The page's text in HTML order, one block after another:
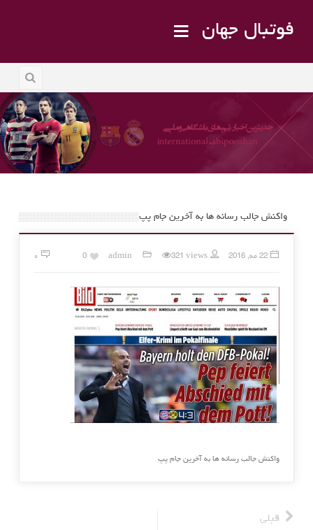
فوتبال جهان
واکنش جالب رسانه ها به آخرین جام پپ
22 مه, 2016 admin 321 views
0 ۰
واکنش جالب رسانه ها به آخرین جام پپ
قبلی